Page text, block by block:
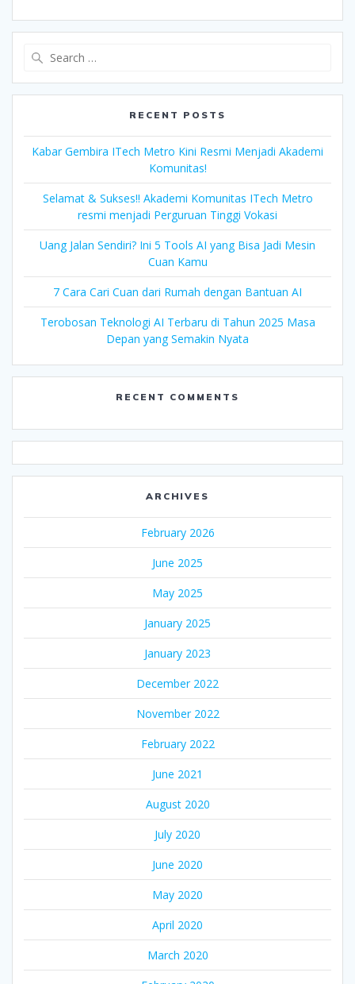
RECENT POSTS
Kabar Gembira ITech Metro Kini Resmi Menjadi Akademi
Komunitas!
Selamat & Sukses!! Akademi Komunitas ITech Metro
resmi menjadi Perguruan Tinggi Vokasi
Uang Jalan Sendiri? Ini 5 Tools AI yang Bisa Jadi Mesin
Cuan Kamu
7 Cara Cari Cuan dari Rumah dengan Bantuan AI
Terobosan Teknologi AI Terbaru di Tahun 2025 Masa
Depan yang Semakin Nyata
RECENT COMMENTS
ARCHIVES
February 2026
June 2025
May 2025
January 2025
January 2023
December 2022
November 2022
February 2022
June 2021
August 2020
July 2020
June 2020
May 2020
April 2020
March 2020